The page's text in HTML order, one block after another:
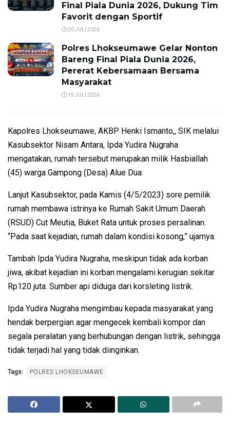
Final Piala Dunia 2026, Dukung Tim
Favorit dengan Sportif
20 JULI 2026
Polres Lhokseumawe Gelar Nonton
Bareng Final Piala Dunia 2026,
Pererat Kebersamaan Bersama
Masyarakat
19 JULI 2026
Kapolres Lhokseumawe, AKBP Henki Ismanto,, SIK melalui
Kasubsektor Nisam Antara, Ipda Yudira Nugraha
mengatakan, rumah tersebut merupakan milik Hasbiallah
(45) warga Gampong (Desa) Alue Dua.
Lanjut Kasubsektor, pada Kamis (4/5/2023) sore pemilik
rumah membawa istrinya ke Rumah Sakit Umum Daerah
(RSUD) Cut Meutia, Buket Rata untuk proses persalinan.
“Pada saat kejadian, rumah dalam kondisi kosong,” ujarnya.
Tambah Ipda Yudira Nugraha, meskipun tidak ada korban
jiwa, akibat kejadian ini korban mengalami kerugian sekitar
Rp120 juta. Sumber api diduga dari korsleting listrik.
Ipda Yudira Nugraha mengimbau kepada masyarakat yang
hendak berpergian agar mengecek kembali kompor dan
segala peralatan yang berhubungan dengan listrik, sehingga
tidak terjadi hal yang tidak diinginkan.
Tags: POLRES LHOKSEUMAWE